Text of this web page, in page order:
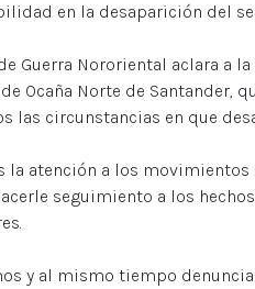
en la desaparición del
Guerra Nororiental aclara a
Ocaña Norte de Santander,
las circunstancias en que
la atención a los
seguimiento a los
y al mismo tiempo